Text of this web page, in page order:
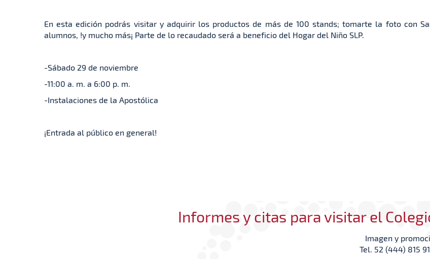
En esta edición podrás visitar y adquirir los productos de más de 100 stands; tomarte la foto con
alumnos, !y mucho más¡ Parte de lo recaudado será a beneficio del Hogar del Niño SLP.
-Sábado 29 de noviembre
-11:00 a. m. a 6:00 p. m.
-Instalaciones de la Apostólica
¡Entrada al público en general!
Informes y citas para visitar el
Imagen y
Tel. 52 (444) 815